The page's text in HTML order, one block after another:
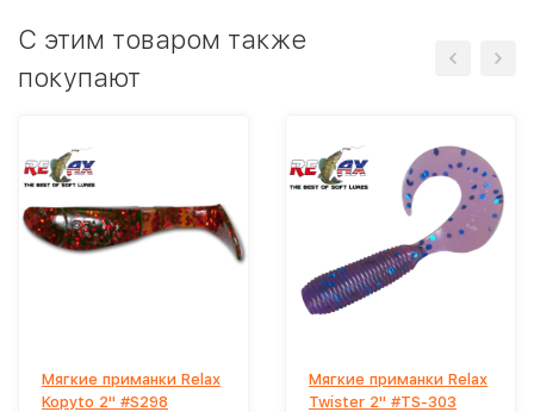
C этим товаром также
покупают
Мягкие приманки Relax
Kopyto 2" #S298
Мягкие приманки Relax
Twister 2" #TS-303